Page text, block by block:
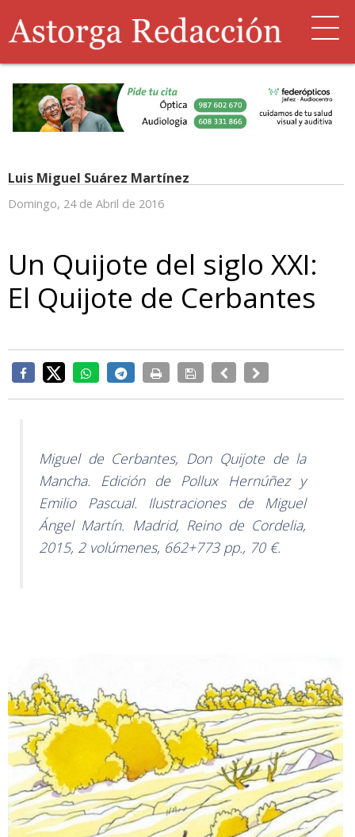
Luis Miguel Suárez Martínez
Domingo, 24 de Abril de 2016
Un Quijote del siglo XXI:
El Quijote de Cerbantes
Miguel de Cerbantes, Don Quijote de la
Mancha. Edición de Pollux Hernúñez y
Emilio Pascual. Ilustraciones de Miguel
Ángel Martín. Madrid, Reino de Cordelia,
2015, 2 volúmenes, 662+773 pp., 70 €.